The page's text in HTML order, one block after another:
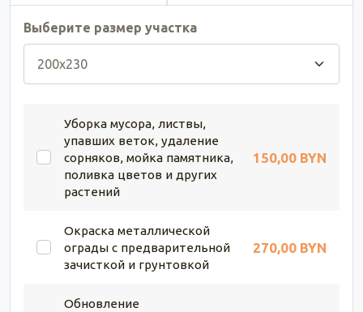
Выберите размер участка
Уборка мусора, листвы,
упавших веток, удаление
сорняков, мойка памятника,
поливка цветов и других
растений
150,00 BYN
Окраска металлической
ограды с предварительной
зачисткой и грунтовкой
270,00 BYN
Обновление